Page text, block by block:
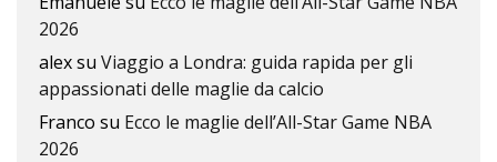
2026
alexsu Viaggio a Londra: guida rapida per gli
appassionati delle maglie da calcio
Franco su Ecco le maglie dell’All-Star Game NBA
2026